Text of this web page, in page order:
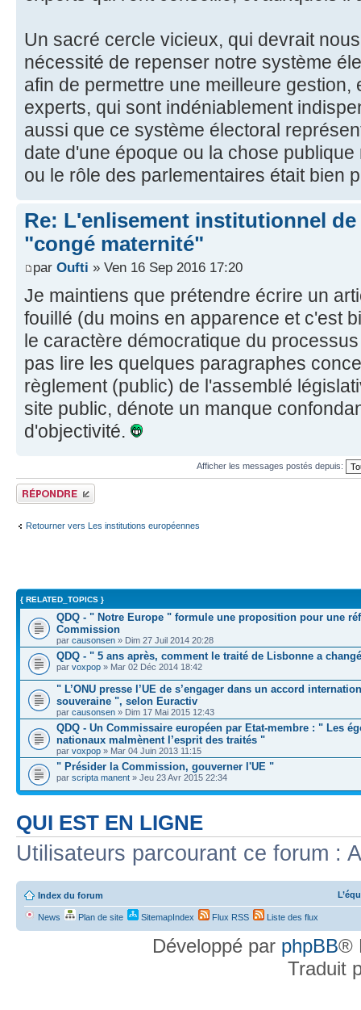
Un sacré cercle vicieux, qui devrait
nécessité de repenser notre système
afin de permettre une meilleure gestion,
experts, qui sont indéniablement
aussi que ce système électoral
date d'une époque ou la chose
ou le rôle des parlementaires était bien
Re: L'enlisement institutionnel
"congé maternité"
par Oufti » Ven 16 Sep 2016 17:20
Je maintiens que prétendre écrire un
fouillé (du moins en apparence et c'est
le caractère démocratique du
pas lire les quelques paragraphes
règlement (public) de l'assemblé
site public, dénote un manque
d'objectivité.
Afficher les messages postés depuis:
Répondre
Retourner vers Les institutions européennes
{ RELATED_TOPICS }
QDQ - " Notre Europe " formule une proposition pour une
Commission
par causonsen » Dim 27 Juil 2014 20:28
QDQ - " 5 ans après, comment le traité de Lisbonne a
par voxpop » Mar 02 Déc 2014 18:42
" L’ONU presse l’UE de s’engager dans un accord
souveraine ", selon Euractiv
par causonsen » Dim 17 Mai 2015 12:43
QDQ - Un Commissaire européen par Etat-membre : " Les
nationaux malmènent l’esprit des traités "
par voxpop » Mar 04 Juin 2013 11:15
" Présider la Commission, gouverner l'UE "
par scripta manent » Jeu 23 Avr 2015 22:34
QUI EST EN LIGNE
Utilisateurs parcourant ce forum :
Index du forum
News Plan de site SitemapIndex Flux RSS Liste des flux
Développé par phpBB®
Traduit